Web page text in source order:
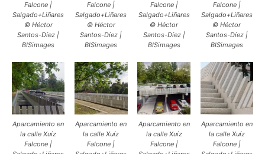
Falcone |
Salgado+Liñares
© Héctor
Santos-Díez |
BISimages
Falcone |
Salgado+Liñares
© Héctor
Santos-Díez |
BISimages
Falcone |
Salgado+Liñares
© Héctor
Santos-Díez |
BISimages
Falcone |
Salgado+Liñares
© Héctor
Santos-Díez |
BISimages
Aparcamiento en
la calle Xuíz
Falcone |
Aparcamiento en
la calle Xuíz
Falcone |
Aparcamiento en
la calle Xuíz
Falcone |
Aparcamiento en
la calle Xuíz
Falcone |